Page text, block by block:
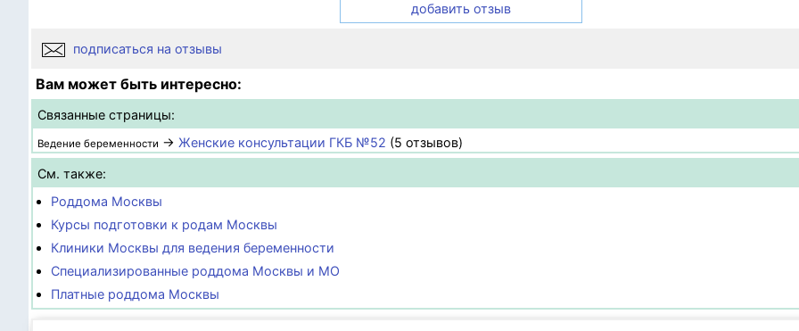
добавить отзыв
подписаться на отзывы
Вам может быть интересно:
Связанные страницы:
Ведение беременности → Женские консультации ГКБ №52 (5 отзывов)
См. также:
Роддома Москвы
Курсы подготовки к родам Москвы
Клиники Москвы для ведения беременности
Специализированные роддома Москвы и МО
Платные роддома Москвы